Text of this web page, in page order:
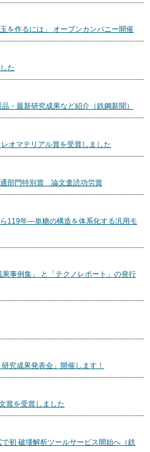
を作るには」 オープンカンパニー開催
た
・最新研究成果など紹介（鉄鋼新聞）
オマテリアル賞を受賞しました
部門特別賞 論文査読功労賞
119年―単糖の構造を体系化する汎用モ
果事例集」 と「テクノレポート」の発行
究成果発表会」開催します！
賞を受賞しました
で初 破壊解析ツールサービス開始へ（鉄